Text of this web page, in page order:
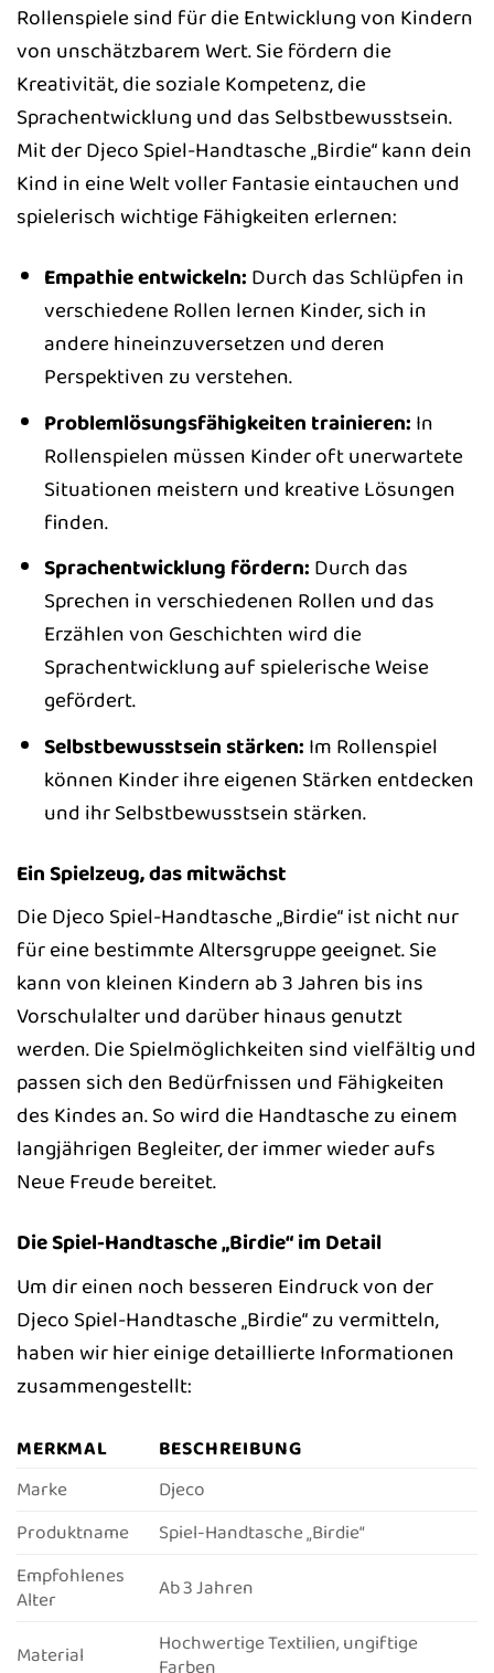
Rollenspiele sind für die Entwicklung von Kindern
von unschätzbarem Wert. Sie fördern die
Kreativität, die soziale Kompetenz, die
Sprachentwicklung und das Selbstbewusstsein.
Mit der Djeco Spiel-Handtasche „Birdie“ kann dein
Kind in eine Welt voller Fantasie eintauchen und
spielerisch wichtige Fähigkeiten erlernen:
Empathie entwickeln: Durch das Schlüpfen in
verschiedene Rollen lernen Kinder, sich in
andere hineinzuversetzen und deren
Perspektiven zu verstehen.
Problemlösungsfähigkeiten trainieren: In
Rollenspielen müssen Kinder oft unerwartete
Situationen meistern und kreative Lösungen
finden.
Sprachentwicklung fördern: Durch das
Sprechen in verschiedenen Rollen und das
Erzählen von Geschichten wird die
Sprachentwicklung auf spielerische Weise
gefördert.
Selbstbewusstsein stärken: Im Rollenspiel
können Kinder ihre eigenen Stärken entdecken
und ihr Selbstbewusstsein stärken.
Ein Spielzeug, das mitwächst
Die Djeco Spiel-Handtasche „Birdie“ ist nicht nur
für eine bestimmte Altersgruppe geeignet. Sie
kann von kleinen Kindern ab 3 Jahren bis ins
Vorschulalter und darüber hinaus genutzt
werden. Die Spielmöglichkeiten sind vielfältig und
passen sich den Bedürfnissen und Fähigkeiten
des Kindes an. So wird die Handtasche zu einem
langjährigen Begleiter, der immer wieder aufs
Neue Freude bereitet.
Die Spiel-Handtasche „Birdie“ im Detail
Um dir einen noch besseren Eindruck von der
Djeco Spiel-Handtasche „Birdie“ zu vermitteln,
haben wir hier einige detaillierte Informationen
zusammengestellt:
MERKMAL
BESCHREIBUNG
Marke
Djeco
Produktname
Spiel-Handtasche „Birdie“
Empfohlenes
Alter
Ab 3 Jahren
Material
Hochwertige Textilien, ungiftige
Farben